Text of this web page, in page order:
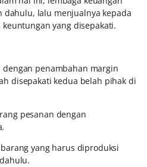
lalu menjualnya kepada
yang disepakati.
dengan penambahan margin
disepakati kedua belah pihak di
pesanan dengan
yang harus diproduksi